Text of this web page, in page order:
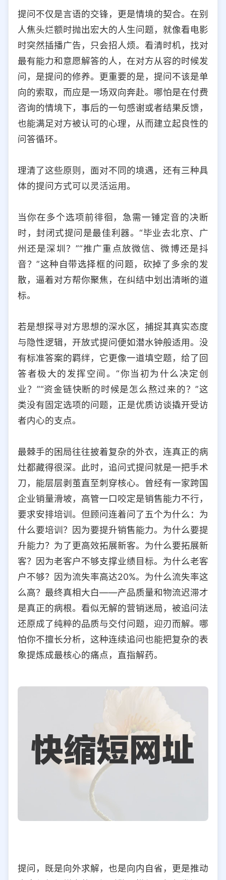
提问不仅是言语的交锋，更是情境的契合。在别
人焦头烂额时抛出宏大的人生问题，就像看电影
时突然插播广告，只会招人烦。看清时机，找对
最有能力和意愿解答的人，在对方从容的时候发
问，是提问的修养。更重要的是，提问不该是单
向的索取，而应是一场双向奔赴。哪怕是在付费
咨询的情境下，事后的一句感谢或者结果反馈，
也能满足对方被认可的心理，从而建立起良性的
问答循环。
理清了这些原则，面对不同的境遇，还有三种具
体的提问方式可以灵活运用。
当你在多个选项前徘徊，急需一锤定音的决断
时，封闭式提问是最佳利器。“毕业去北京、广
州还是深圳？”“推广重点放微信、微博还是抖
音？”这种自带选择框的问题，砍掉了多余的发
散，逼着对方帮你聚焦，在纠结中划出清晰的道
标。
若是想探寻对方思想的深水区，捕捉其真实态度
与隐性逻辑，开放式提问便如潜水钟般适用。没
有标准答案的羁绊，它更像一道填空题，给了回
答者极大的发挥空间。“你当初为什么决定创
业？”“资金链快断的时候是怎么熬过来的？”这
类没有固定选项的问题，正是优质访谈撬开受访
者内心的支点。
最棘手的困局往往披着复杂的外衣，连真正的病
灶都藏得很深。此时，追问式提问就是一把手术
刀，能层层剥茧直至刺穿核心。曾经有一家跨国
企业销量滑坡，高管一口咬定是销售能力不行，
要求安排培训。但顾问连着问了五个为什么：为
什么要培训？因为要提升销售能力。为什么要提
升能力？为了更高效拓展新客。为什么要拓展新
客？因为老客户不够支撑业绩目标。为什么老客
户不够？因为流失率高达20%。为什么流失率这
么高？最终真相大白——产品质量和物流迟滞才
是真正的病根。看似无解的营销迷局，被追问法
还原成了纯粹的品质与交付问题，迎刃而解。哪
怕你不擅长分析，这种连续追问也能把复杂的表
象提炼成最核心的痛点，直指解药。
提问，既是向外求解，也是向内自省，更是推动